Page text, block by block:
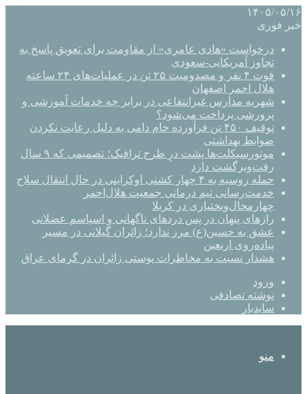
۱۴۰۵/۰۵/۱۶
خبر فوری
درخواست «هادی عامری» از مقاومت برای تعویق پاسخ به
تجاوز آمریکایی-سعودی
فوت ۴ نفر و مصدومیت ۲۵ تن در عملیات‌های ۲۴ ساعته
هلال احمر اصفهان
شهریه مدارس غیرانتفاعی در برابر چه خدمات آموزشی و
پرورشی پرداخت می‌شود؟
توقیف ۴۵۰ تن فرآورده خام دامی به دلیل رعایت نکردن
ضوابط بهداشتی
موتورسیکلت‌ها پشت درِ طرح ترافیک؛ تصمیمی که ۹ سال
رفت‌وبرگشت دارد
حمله روسیه به ۴ چهار کشتی اوکراینی در حال انتقال سلاح
خدمت‌رسانی تیم درمانی جمعیت هلال‌احمر
چهارمحال‌وبختیاری در کربلا
رازهای پنهان در پس دردهای ناگهانی و اسپاسم عضلانی
عشق به حسین(ع) مرز ندارد؛ زائران گیلانی در مسیر
پیاده‌روی اربعین
هشدار نسبت به مخاطرات پوستی زائران در گرمای عراق
ورود
نوشته تصادفی
سایدبار
منو